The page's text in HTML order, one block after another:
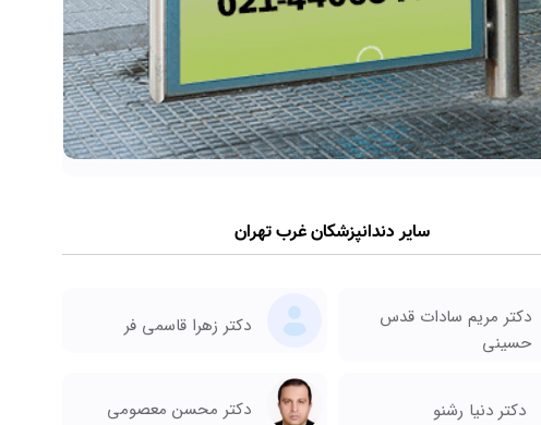
سایر دندانپزشکان غرب تهران
دکتر مریم سادات قدس
حسینی
دکتر زهرا قاسمی فر
دکتر دنیا رشنو دکتر محسن معصومی